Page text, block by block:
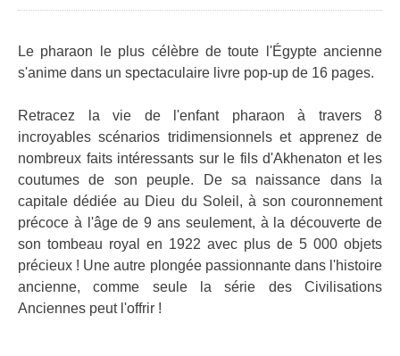
Le pharaon le plus célèbre de toute l'Égypte ancienne
s'anime dans un spectaculaire livre pop-up de 16 pages.
Retracez la vie de l'enfant pharaon à travers 8
incroyables scénarios tridimensionnels et apprenez de
nombreux faits intéressants sur le fils d'Akhenaton et les
coutumes de son peuple. De sa naissance dans la
capitale dédiée au Dieu du Soleil, à son couronnement
précoce à l'âge de 9 ans seulement, à la découverte de
son tombeau royal en 1922 avec plus de 5 000 objets
précieux ! Une autre plongée passionnante dans l'histoire
ancienne, comme seule la série des Civilisations
Anciennes peut l'offrir !